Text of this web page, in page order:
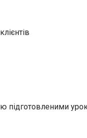
підготовленими